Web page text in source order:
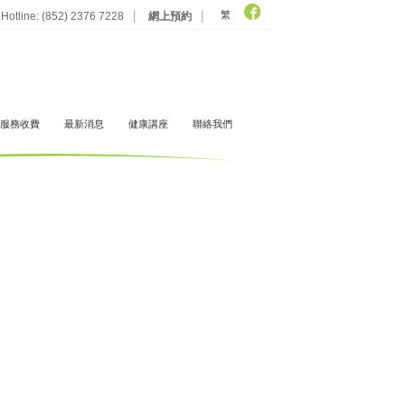
Hotline: (852) 2376 7228 網上預約 繁
服務收費 最新消息 健康講座 聯絡我們